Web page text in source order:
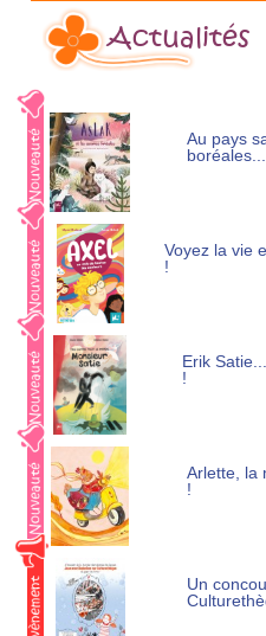
Actualités
Au pays
boréales...
Voyez la vie
!
Erik
!
Arlette, la
!
Un